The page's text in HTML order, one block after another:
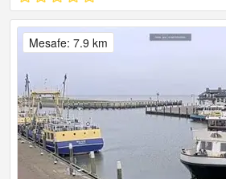
Mesafe: 7.9 km